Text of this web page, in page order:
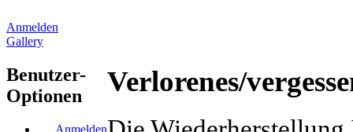
Anmelden
Gallery
Benutzer-
Optionen
Anmelden
Verlorenes/